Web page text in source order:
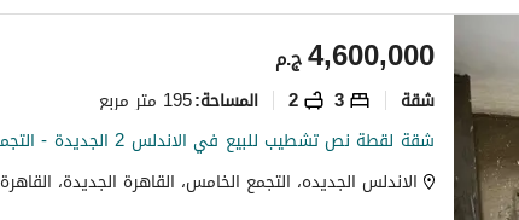
ج.م4,600,000
شقة 3
2 المساحة:195 متر مربع
الاندلس الجديده، التجمع الخامس، القاهرة الجديدة، القاهرة